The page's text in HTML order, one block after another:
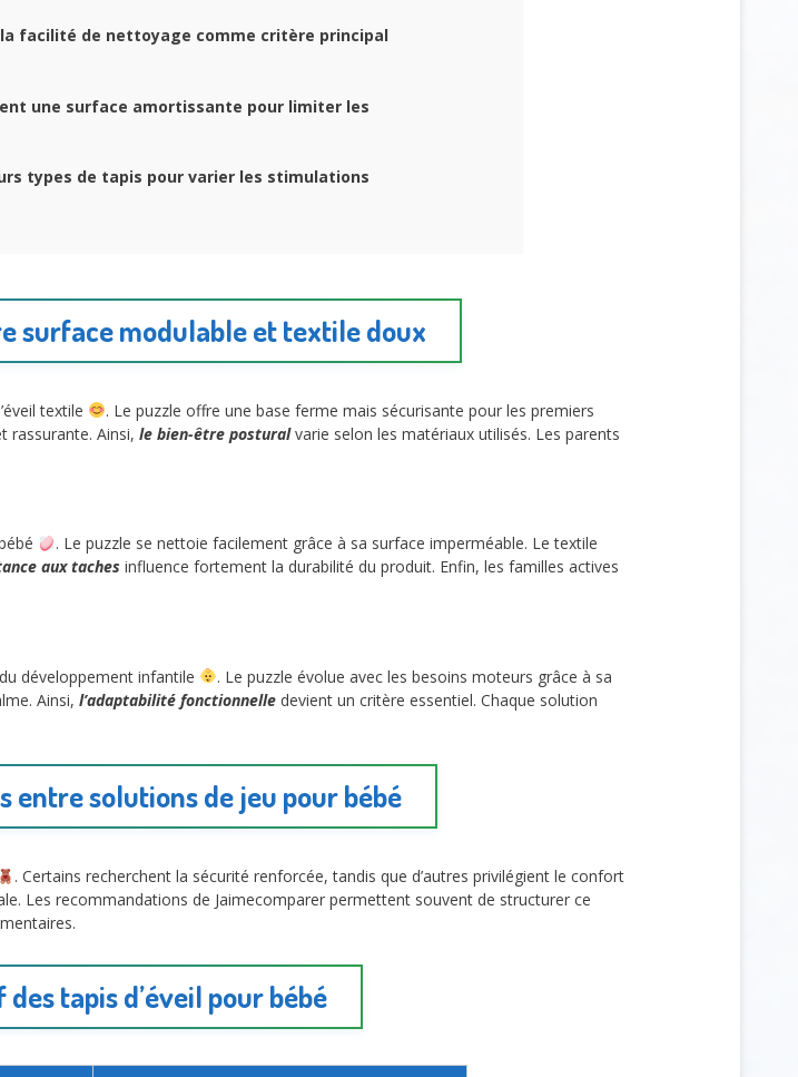
facilité de nettoyage comme critère principal
une surface amortissante pour limiter les
types de tapis pour varier les stimulations
surface modulable et textile doux
textile
. Le puzzle offre une base ferme mais sécurisante pour les premiers
rassurante. Ainsi, le bien-être posturalvarie selon les matériaux utilisés. Les parents
. Le puzzle se nettoie facilement grâce à sa surface imperméable. Le textile
aux taches influence fortement la durabilité du produit. Enfin, les familles actives
développement infantile
. Le puzzle évolue avec les besoins moteurs grâce à sa
Ainsi, l’adaptabilité fonctionnelle devient un critère essentiel. Chaque solution
entre solutions de jeu pour bébé
. Certains recherchent la sécurité renforcée, tandis que d’autres privilégient le confort
Les recommandations de Jaimecomparer permettent souvent de structurer ce
tapis d’éveil pour bébé